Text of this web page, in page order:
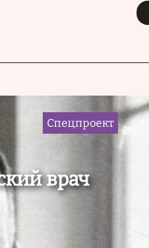
Спецпроект
врач